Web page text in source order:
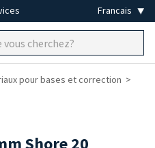
pour bases et correction
Shore 20